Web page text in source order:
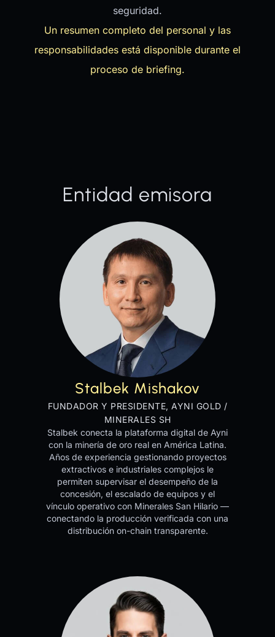
seguridad.
Un resumen completo del personal y las
responsabilidades está disponible durante el
proceso de briefing.
Entidad emisora
Stalbek Mishakov
FUNDADOR Y PRESIDENTE, AYNI GOLD /
MINERALES SH
Stalbek conecta la plataforma digital de Ayni
con la minería de oro real en América Latina.
Años de experiencia gestionando proyectos
extractivos e industriales complejos le
permiten supervisar el desempeño de la
concesión, el escalado de equipos y el
vínculo operativo con Minerales San Hilario —
conectando la producción verificada con una
distribución on-chain transparente.